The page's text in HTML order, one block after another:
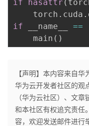
if hasattr (
	torch
. cuda .
if __name__ ==
    main
( )
【声明】本内容来自
华为云开发者社区的观
（华为云社区）、文
和本社区有权追究责任
容，欢迎发送邮件进行